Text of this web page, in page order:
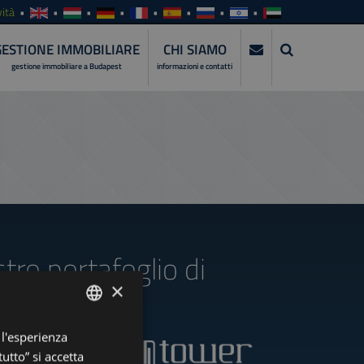
IMMOBILIARE
gestione immobiliare a Budapest
CHI SIAMO
informazioni e contatti
portafoglio di
ENGLISH
×
si accetta